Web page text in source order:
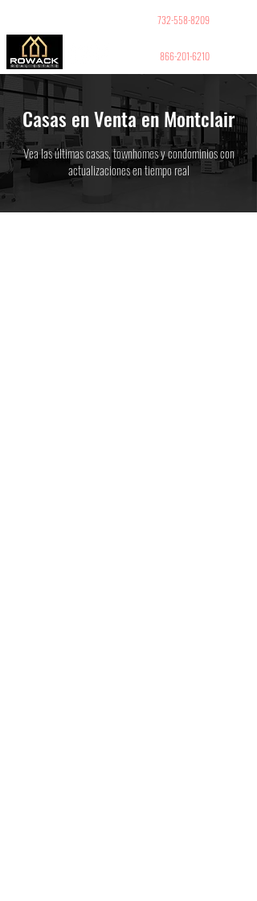
732-558-8209
866-201-6210
Casas en Venta en Montclair
Vea las últimas casas, townhomes y condominios con
actualizaciones en tiempo real